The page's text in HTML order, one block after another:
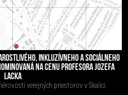
INKLUZÍVNEHO A SOCIÁLNEHO
NA CENU PROFESORA JOZEFA
LACKA
verejných priestorov v Skalici.